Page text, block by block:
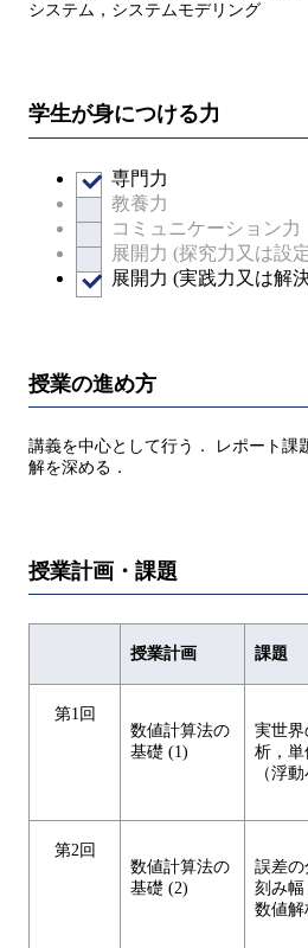
システム，システムモデリング
学生が身につける力
専門力
教養力
コミュニケーション力
展開力 (探究力又は設
展開力 (実践力又は解
授業の進め方
講義を中心として行う． レポート課
解を深める．
授業計画・課題
授業計画 課題
第1回
数値計算法の
基礎 (1)
実世
析，
（浮
第2回
数値計算法の
基礎 (2)
誤差の
刻み幅
数値解